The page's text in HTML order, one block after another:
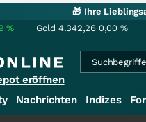
🎁 Ihre
% Gold 4.342,26 0,00 %
eröffnen
Nachrichten Indizes